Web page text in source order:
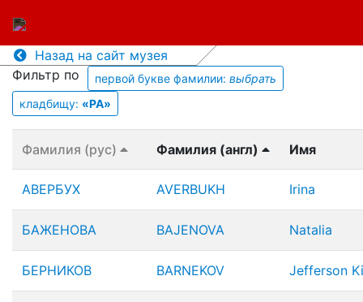
Назад на сайт музея
Фильтр по
первой букве фамилии: выбрать
кладбищу: «PA»
Фамилия (рус) Фамилия (англ) Имя
АВЕРБУХ AVERBUKH Irina
БАЖЕНОВА BAJENOVA Natalia
БЕРНИКОВ BARNEKOV Jefferson